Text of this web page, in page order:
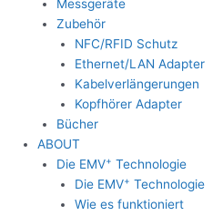
Messgeräte
Zubehör
NFC/RFID Schutz
Ethernet/LAN Adapter
Kabelverlängerungen
Kopfhörer Adapter
Bücher
ABOUT
Die EMV+ Technologie
Die EMV+ Technologie
Wie es funktioniert